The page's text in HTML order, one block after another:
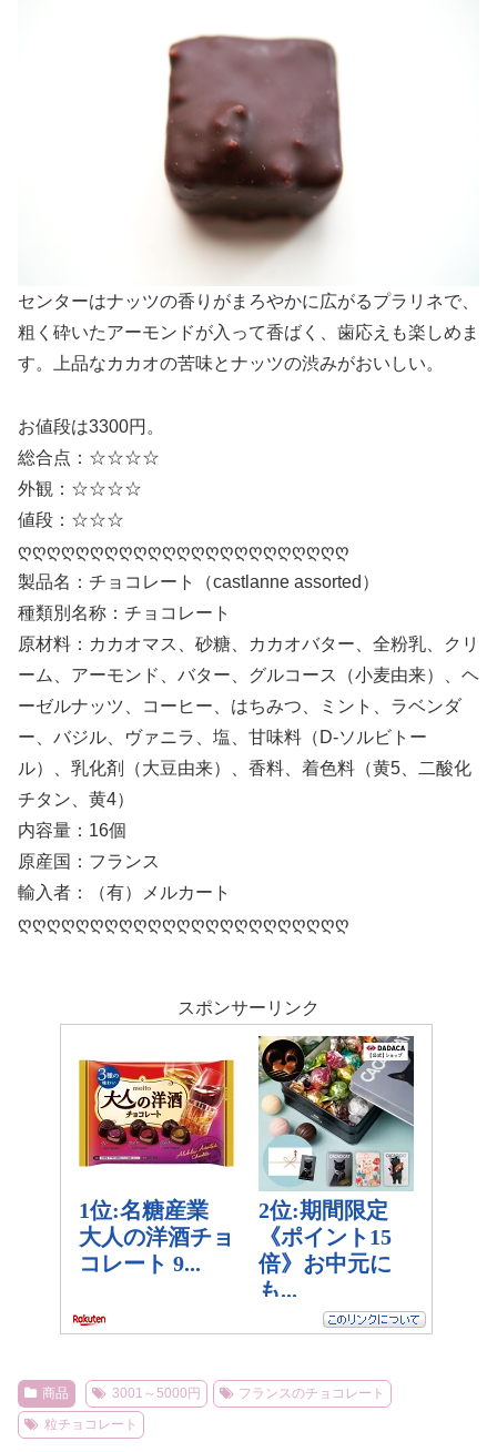
センターはナッツの香りがまろやかに広がるプラリネで、
粗く砕いたアーモンドが入って香ばく、歯応えも楽しめま
す。上品なカカオの苦味とナッツの渋みがおいしい。
お値段は3300円。
総合点：☆☆☆☆
外観：☆☆☆☆
値段：☆☆☆
ღღღღღღღღღღღღღღღღღღღღღღღ
製品名：チョコレート（castlanne assorted）
種類別名称：チョコレート
原材料：カカオマス、砂糖、カカオバター、全粉乳、クリ
ーム、アーモンド、バター、グルコース（小麦由来）、ヘ
ーゼルナッツ、コーヒー、はちみつ、ミント、ラベンダ
ー、バジル、ヴァニラ、塩、甘味料（D-ソルビトー
ル）、乳化剤（大豆由来）、香料、着色料（黄5、二酸化
チタン、黄4）
内容量：16個
原産国：フランス
輸入者：（有）メルカート
ღღღღღღღღღღღღღღღღღღღღღღღ
スポンサーリンク
商品 3001～5000円
フランスのチョコレート
粒チョコレート